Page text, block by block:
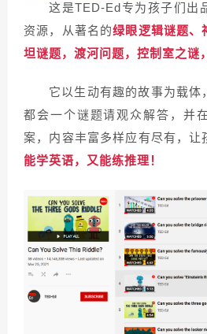
这是TED-Ed专为孩子们出
资源，从著名的绿眼逻辑谜题、
坦谜题，渡河问题，控制室之谜
它以生动有趣的故事为载体
都会一个谜题请观众解答，并
案，内容丰富多样应有尽有，让
能学英语，又能练推理！